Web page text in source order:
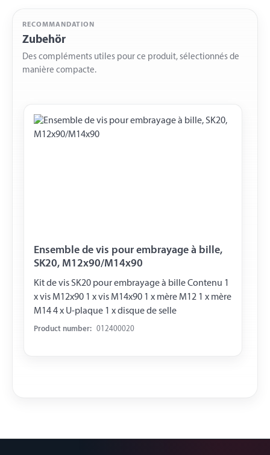
RECOMMANDATION
Zubehör
Des compléments utiles pour ce produit, sélectionnés de
manière compacte.
Ensemble de vis pour embrayage à bille,
SK20, M12x90/M14x90
Kit de vis SK20 pour embrayage à bille Contenu 1
x vis M12x90 1 x vis M14x90 1 x mère M12 1 x mère
M14 4 x U-plaque 1 x disque de selle
Product number: 012400020